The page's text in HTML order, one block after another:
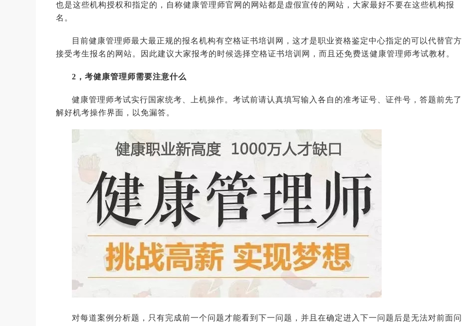
也是这些机构授权和指定的，自称健康管理师官网的网站都是虚假宣传的网站，大家最好不要在这些机构报
名。
目前健康管理师最大最正规的报名机构有空格证书培训网，这才是职业资格鉴定中心指定的可以代替官方
接受考生报名的网站。因此建议大家报考的时候选择空格证书培训网，而且还免费送健康管理师考试教材。
2，考健康管理师需要注意什么
健康管理师考试实行国家统考、上机操作。考试前请认真填写输入各自的准考证号、证件号，答题前先了
解好机考操作界面，以免漏答。
对每道案例分析题，只有完成前一个问题才能看到下一问题，并且在确定进入下一问题后是无法对前面问